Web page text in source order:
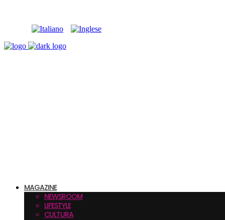
MAGAZINE
NEWSROOM
LIFESTYLE
CULTURA